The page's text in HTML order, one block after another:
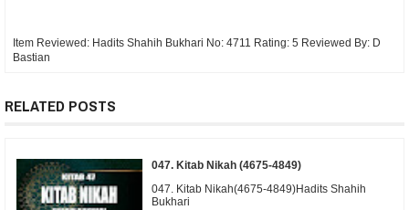
Item Reviewed: Hadits Shahih Bukhari No: 4711 Rating: 5 Reviewed By: D
Bastian
RELATED POSTS
047. Kitab Nikah (4675-4849)
047. Kitab Nikah(4675-4849)Hadits Shahih
Bukhari